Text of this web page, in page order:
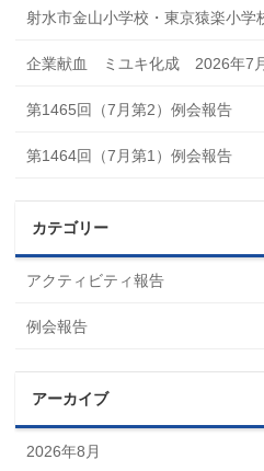
射水市金山小学校・東京猿楽小学
企業献血 ミユキ化成 2026年7
第1465回（7月第2）例会報告
第1464回（7月第1）例会報告
カテゴリー
アクティビティ報告
例会報告
アーカイブ
2026年8月